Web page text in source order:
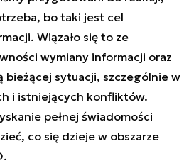
bo taki jest cel
Wiązało się to ze
wymiany informacji oraz
bieżącej sytuacji, szczególnie w
i istniejących konfliktów.
pełnej świadomości
co się dzieje w obszarze